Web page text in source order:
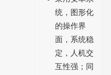
统，图形化
的操作界
面，系统稳
定，人机交
互性强；同